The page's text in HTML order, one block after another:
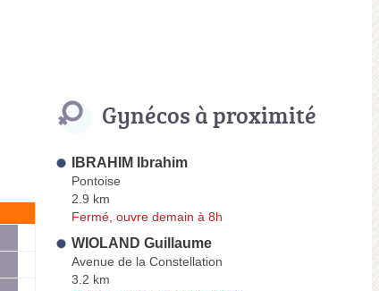
Gynécos à proximité
IBRAHIM Ibrahim
Pontoise
2.9 km
Fermé, ouvre demain à 8h
WIOLAND Guillaume
Avenue de la Constellation
3.2 km